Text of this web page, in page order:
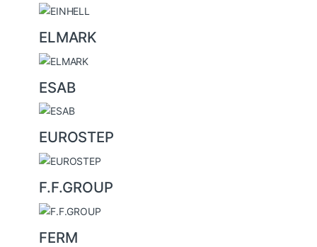
ELMARK
ESAB
EUROSTEP
F.F.GROUP
FERM